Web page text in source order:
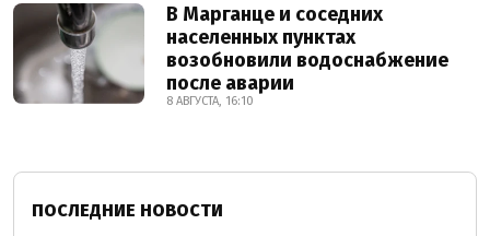
В Марганце и соседних
населенных пунктах
возобновили водоснабжение
после аварии
8 АВГУСТА, 16:10
ПОСЛЕДНИЕ НОВОСТИ